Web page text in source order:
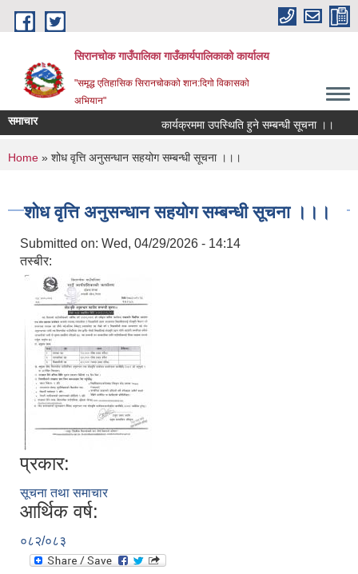
Skip to main content
सिरानचोक गाउँपालिका गाउँकार्यपालिकाको कार्यालय
"समृद्ध एतिहासिक सिरानचोकको शान:दिगो विकासको
अभियान"
समाचार कार्यक्रममा उपस्थिति हुने सम्बन्धी सूचना ।।
You are here
Home » शोध वृत्ति अनुसन्धान सहयोग सम्बन्धी सूचना ।।।
शोध वृत्ति अनुसन्धान सहयोग सम्बन्धी सूचना ।।।
Submitted on: Wed, 04/29/2026 - 14:14
तस्बीर:
प्रकार:
सूचना तथा समाचार
आर्थिक वर्ष:
०८२/०८३